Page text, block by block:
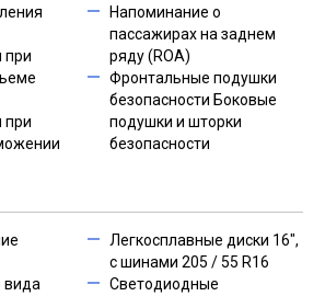
при
при
Напоминание о
пассажирах на заднем
ряду (ROA)
Фронтальные подушки
безопасности Боковые
подушки и шторки
безопасности
вида
Легкосплавные диски 16",
с шинами 205 / 55 R16
Светодиодные